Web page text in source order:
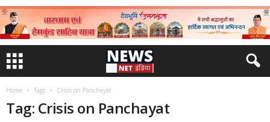
Home Tags Crisis on Panchayat
Tag: Crisis on Panchayat